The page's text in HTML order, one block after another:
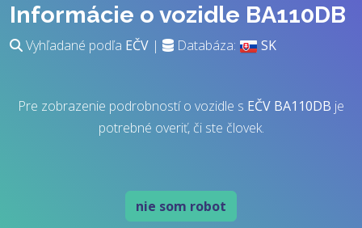
Informácie o vozidle BA110DB
Vyhľadané podľa EČV | Databáza: SK
Pre zobrazenie podrobností o vozidle s EČV BA110DB je
potrebné overiť, či ste človek.
nie som robot